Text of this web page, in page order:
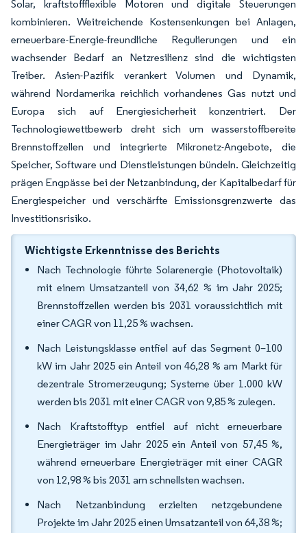
Solar, kraftstoffflexible Motoren und digitale Steuerungen
kombinieren. Weitreichende Kostensenkungen bei Anlagen,
erneuerbare-Energie-freundliche Regulierungen und ein
wachsender Bedarf an Netzresilienz sind die wichtigsten
Treiber. Asien-Pazifik verankert Volumen und Dynamik,
während Nordamerika reichlich vorhandenes Gas nutzt und
Europa sich auf Energiesicherheit konzentriert. Der
Technologiewettbewerb dreht sich um wasserstoffbereite
Brennstoffzellen und integrierte Mikronetz-Angebote, die
Speicher, Software und Dienstleistungen bündeln. Gleichzeitig
prägen Engpässe bei der Netzanbindung, der Kapitalbedarf für
Energiespeicher und verschärfte Emissionsgrenzwerte das
Investitionsrisiko.
Wichtigste Erkenntnisse des Berichts
Nach Technologie führte Solarenergie (Photovoltaik)
mit einem Umsatzanteil von 34,62 % im Jahr 2025;
Brennstoffzellen werden bis 2031 voraussichtlich mit
einer CAGR von 11,25 % wachsen.
Nach Leistungsklasse entfiel auf das Segment 0–100
kW im Jahr 2025 ein Anteil von 46,28 % am Markt für
dezentrale Stromerzeugung; Systeme über 1.000 kW
werden bis 2031 mit einer CAGR von 9,85 % zulegen.
Nach Kraftstofftyp entfiel auf nicht erneuerbare
Energieträger im Jahr 2025 ein Anteil von 57,45 %,
während erneuerbare Energieträger mit einer CAGR
von 12,98 % bis 2031 am schnellsten wachsen.
Nach Netzanbindung erzielten netzgebundene
Projekte im Jahr 2025 einen Umsatzanteil von 64,38 %;